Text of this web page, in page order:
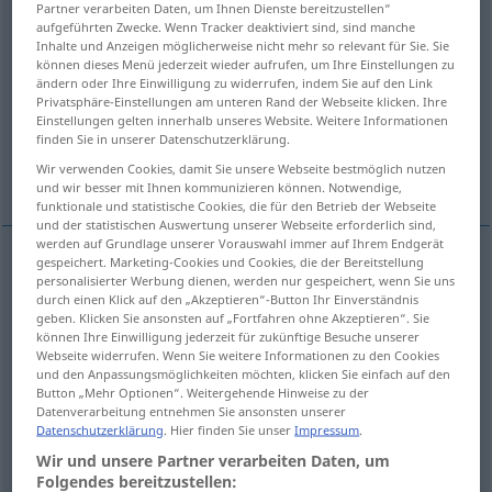
Übersicht aller Übersetzungen
(Für mehr Details die Übersetzung anklicken/antippen)
split shatter splinter, fragment
Weitere Beispiele...
split zersplittern Baum, Mast etc
shatter zersplittern Spiegel, Glas etc
splinter zersplittern Gruppe, Familie, Staat etc
Partner verarbeiten Daten, um Ihnen Dienste bereitzustellen“
aufgeführten Zwecke. Wenn Tracker deaktiviert sind, sind manche
Inhalte und Anzeigen möglicherweise nicht mehr so relevant für Sie. Sie
können dieses Menü jederzeit wieder aufrufen, um Ihre Einstellungen zu
ändern oder Ihre Einwilligung zu widerrufen, indem Sie auf den Link
Privatsphäre-Einstellungen am unteren Rand der Webseite klicken. Ihre
Einstellungen gelten innerhalb unseres Website. Weitere Informationen
finden Sie in unserer Datenschutzerklärung.
Wir verwenden Cookies, damit Sie unsere Webseite bestmöglich nutzen
und wir besser mit Ihnen kommunizieren können. Notwendige,
funktionale und statistische Cookies, die für den Betrieb der Webseite
und der statistischen Auswertung unserer Webseite erforderlich sind,
werden auf Grundlage unserer Vorauswahl immer auf Ihrem Endgerät
gespeichert. Marketing-Cookies und Cookies, die der Bereitstellung
personalisierter Werbung dienen, werden nur gespeichert, wenn Sie uns
durch einen Klick auf den „Akzeptieren“-Button Ihr Einverständnis
geben. Klicken Sie ansonsten auf „Fortfahren ohne Akzeptieren“. Sie
können Ihre Einwilligung jederzeit für zukünftige Besuche unserer
Webseite widerrufen. Wenn Sie weitere Informationen zu den Cookies
und den Anpassungsmöglichkeiten möchten, klicken Sie einfach auf den
Button „Mehr Optionen“. Weitergehende Hinweise zu der
Datenverarbeitung entnehmen Sie ansonsten unserer
Datenschutzerklärung. Hier finden Sie unserImpressum.
Wir und unsere Partner verarbeiten Daten, um
Folgendes bereitzustellen: